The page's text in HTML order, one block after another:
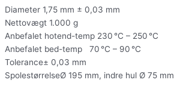
Diameter 1,75 mm ± 0,03 mm
Nettovægt 1.000 g
Anbefalet hotend-temp 230 °C – 250 °C
Anbefalet bed-temp 70 °C – 90 °C
Tolerance± 0,03 mm
SpolestørrelseØ 195 mm, indre hul Ø 75 mm